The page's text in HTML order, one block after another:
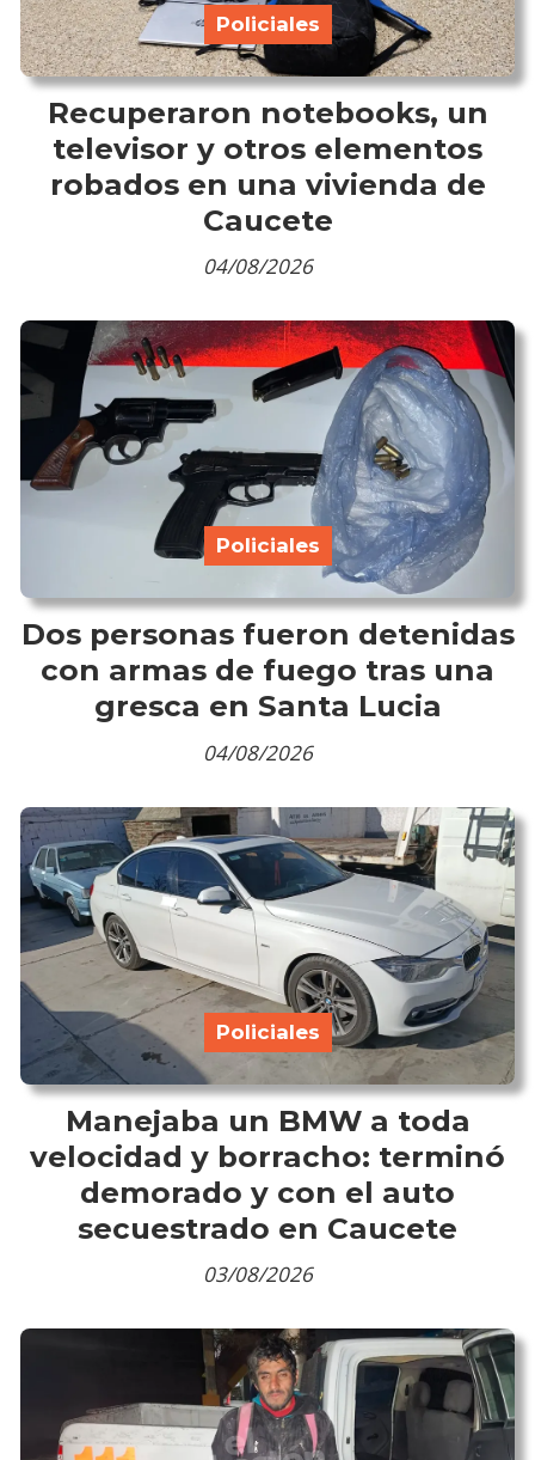
Recuperaron notebooks, un
televisor y otros elementos
robados en una vivienda de
Caucete
Policiales
04/08/2026
Dos personas fueron detenidas
con armas de fuego tras una
gresca en Santa Lucia
Policiales
04/08/2026
Manejaba un BMW a toda
velocidad y borracho: terminó
demorado y con el auto
secuestrado en Caucete
Policiales
03/08/2026